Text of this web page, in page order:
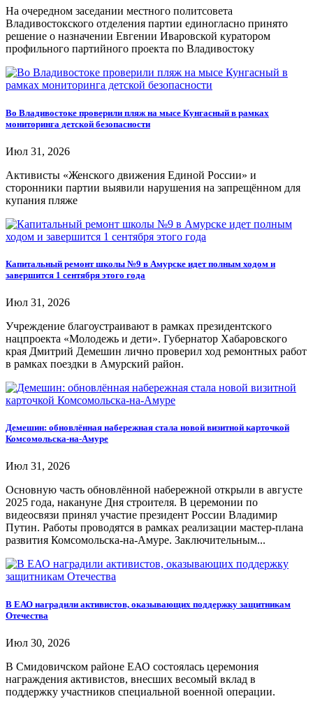
На очередном заседании местного политсовета
Владивостокского отделения партии единогласно принято
решение о назначении Евгении Иваровской куратором
профильного партийного проекта по Владивостоку
Во Владивостоке проверили пляж на мысе Кунгасный в рамках
мониторинга детской безопасности
Июл 31, 2026
Активисты «Женского движения Единой России» и
сторонники партии выявили нарушения на запрещённом для
купания пляже
Капитальный ремонт школы №9 в Амурске идет полным ходом и
завершится 1 сентября этого года
Июл 31, 2026
Учреждение благоустраивают в рамках президентского
нацпроекта «Молодежь и дети». Губернатор Хабаровского
края Дмитрий Демешин лично проверил ход ремонтных работ
в рамках поездки в Амурский район.
Демешин: обновлённая набережная стала новой визитной карточкой
Комсомольска-на-Амуре
Июл 31, 2026
Основную часть обновлённой набережной открыли в августе
2025 года, накануне Дня строителя. В церемонии по
видеосвязи принял участие президент России Владимир
Путин. Работы проводятся в рамках реализации мастер-плана
развития Комсомольска-на-Амуре. Заключительным...
В ЕАО наградили активистов, оказывающих поддержку защитникам
Отечества
Июл 30, 2026
В Смидовичском районе ЕАО состоялась церемония
награждения активистов, внесших весомый вклад в
поддержку участников специальной военной операции.